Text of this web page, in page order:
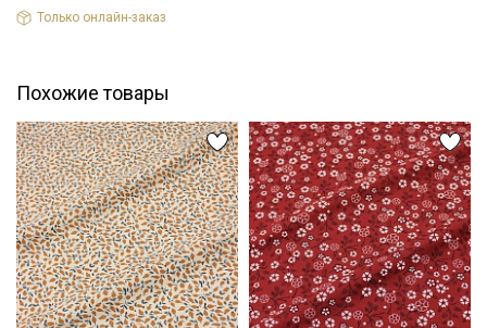
Только онлайн-заказ
Похожие товары